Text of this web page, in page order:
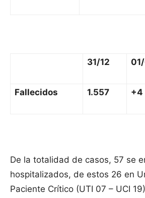
31/12
Fallecidos 1.557 +4
De la totalidad de casos, 57 se
hospitalizados, de estos 26 en
Paciente Crítico (UTI 07 – UCI